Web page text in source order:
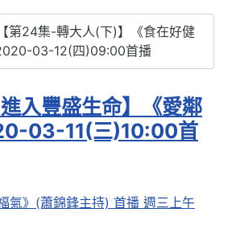
第24集-轉大人(下)】《食在好健
03-12(四)09:00首播
入豐盛生命】《愛鄰
03-11(三)10:00首
氣》(蕭錦鋒主持) 首播 週三上午